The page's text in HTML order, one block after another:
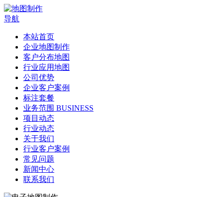
导航
本站首页
企业地图制作
客户分布地图
行业应用地图
公司优势
企业客户案例
标注套餐
业务范围 BUSINESS
项目动态
行业动态
关于我们
行业客户案例
常见问题
新闻中心
联系我们